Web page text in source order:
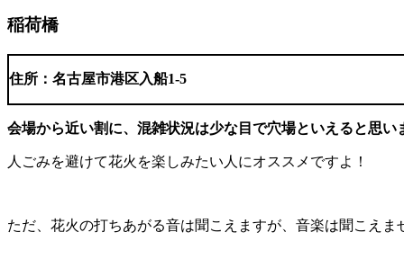
稲荷橋
住所：名古屋市港区入船1-5
会場から近い割に、混雑状況は少な目で穴場といえると思い
人ごみを避けて花火を楽しみたい人にオススメですよ！
ただ、花火の打ちあがる音は聞こえますが、音楽は聞こえま